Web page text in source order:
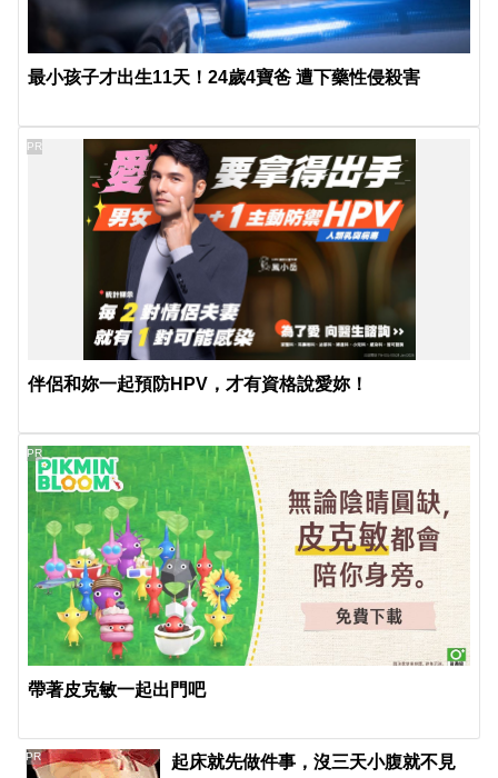
最小孩子才出生11天！24歲4寶爸 遭下藥性侵殺害
伴侶和妳一起預防HPV，才有資格說愛妳！
PR
帶著皮克敏一起出門吧
PR
起床就先做件事，沒三天小腹就不見
PR